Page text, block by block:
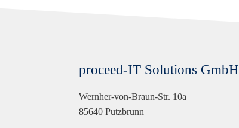
proceed-IT Solutions GmbH
Wernher-von-Braun-Str. 10a
85640 Putzbrunn